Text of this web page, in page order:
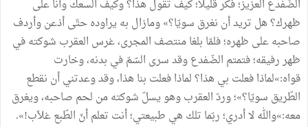
الضّفدع العزيز؛ فكّر قليلا؛ كيف تقول هذا؟ وكيف ألسعك وأنا على
ظهرك؟ هل تريد أن نغرق سويّا؟» ومازال به يراوده حتّى أذعن وأردف
صاحبه على ظهره؛ فلمّا بلغا منتصف المجرى، غرس العقرب شوكته في
ظهر رفيقه؛ فتمتم الضّفدع وقد سرى السّمّ في بدنه، وخارت
قواه:»لماذا فعلت بي هذا؟ لماذا فعلت بنا هذا، وقد وعدتني أن نقطع
الطّريق سويّا؟»؛ وردّ العقرب وهو يسلّ شوكته من لحم صاحبه، ويغرق
معه:»والله لا أدري؛ ربّما تلك هي طبيعتي؛ أنت تعلم أنّ الطّبع غلاّب!».